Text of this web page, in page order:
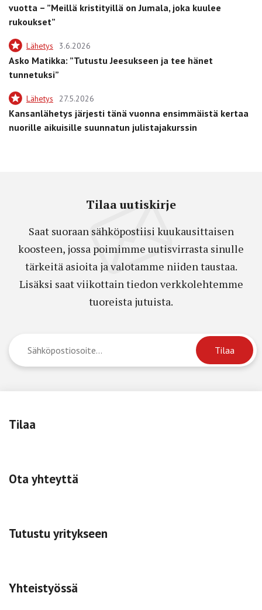
vuotta – ”Meillä kristityillä on Jumala, joka kuulee
rukoukset”
Lähetys 3.6.2026
Asko Matikka: ”Tutustu Jeesukseen ja tee hänet
tunnetuksi”
Lähetys 27.5.2026
Kansanlähetys järjesti tänä vuonna ensimmäistä kertaa
nuorille aikuisille suunnatun julistajakurssin
Tilaa uutiskirje
Saat suoraan sähköpostiisi kuukausittaisen
koosteen, jossa poimimme uutisvirrasta sinulle
tärkeitä asioita ja valotamme niiden taustaa.
Lisäksi saat viikottain tiedon verkkolehtemme
tuoreista jutuista.
Tilaa
Ota yhteyttä
Tutustu yritykseen
Yhteistyössä